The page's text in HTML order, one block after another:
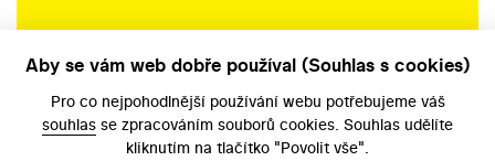
Aby se vám web dobře používal (Souhlas s cookies)
Pro co nejpohodlnější používání webu potřebujeme váš
souhlas se zpracováním souborů cookies. Souhlas udělíte
kliknutím na tlačítko "Povolit vše".